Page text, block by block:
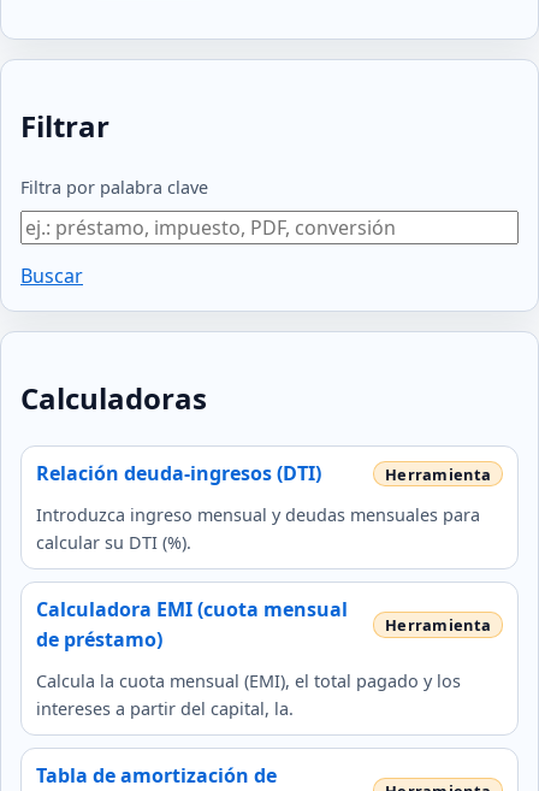
Filtrar
Filtra por palabra clave
Buscar
Calculadoras
Relación deuda‑ingresos (DTI)
Introduzca ingreso mensual y deudas mensuales para
calcular su DTI (%).
Calculadora EMI (cuota mensual
de préstamo)
Calcula la cuota mensual (EMI), el total pagado y los
intereses a partir del capital, la.
Tabla de amortización de